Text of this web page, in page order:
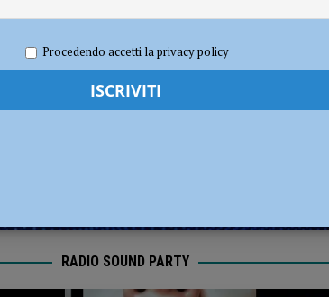
la situazione nella provincia di Piacenza”
MC Eventi a Piacenza
RADIO SOUND PARTY
Procedendo accetti la privacy policy